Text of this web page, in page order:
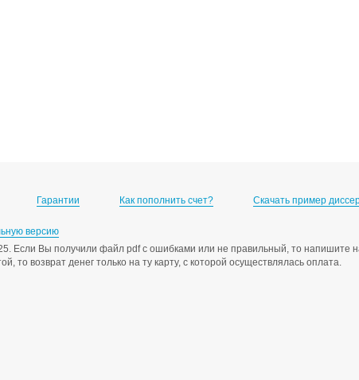
Гарантии Как пополнить счет? Скачать пример
версию
Если Вы получили файл pdf с ошибками или не правильный, то напишите
то возврат денег только на ту карту, с которой осуществлялась оплата.